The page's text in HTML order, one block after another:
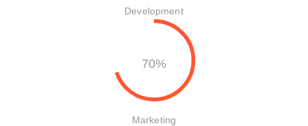
Development
70%
Marketing